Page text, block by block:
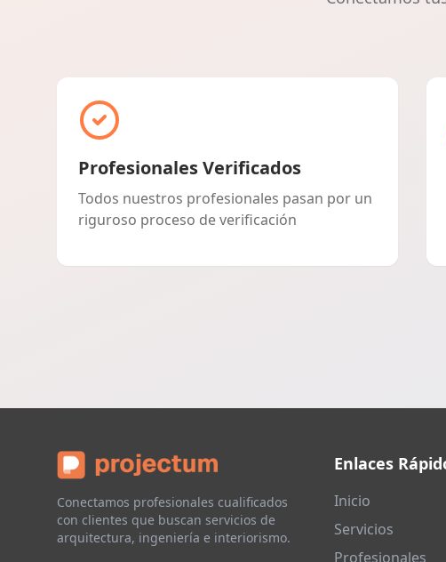
Profesionales Verificados
Todos nuestros profesionales pasan por un
riguroso proceso de verificación
Conectamos profesionales cualificados
con clientes que buscan servicios de
arquitectura, ingeniería e interiorismo.
Enlaces
Inicio
Servicios
Profesionales